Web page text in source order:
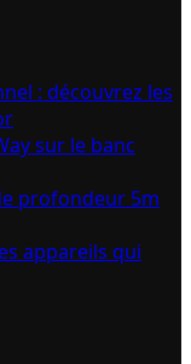
: découvrez les
sur le banc
profondeur 5m
appareils qui